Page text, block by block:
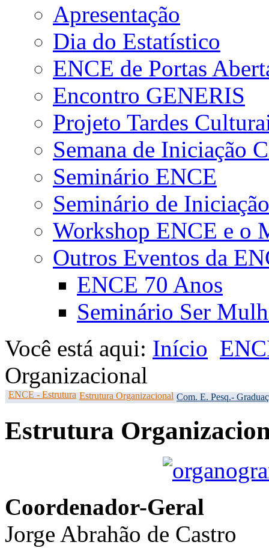
Apresentação
Dia do Estatístico
ENCE de Portas
Encontro GENERIS
Projeto Tardes
Semana de Iniciação
Seminário ENCE
Seminário de
Workshop ENCE e o
Outros Eventos da
ENCE 70 Anos
Seminário Ser
Você está aqui: Início
Organizacional
ENCE - Estrutura Estrutura Organizacional Com. E. Pesq.-
Estrutura
Coordenador-Geral
Jorge Abrahão de Castro